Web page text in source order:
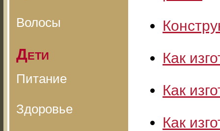
Волосы
Дети
Питание
Здоровье
Как
Как
Как